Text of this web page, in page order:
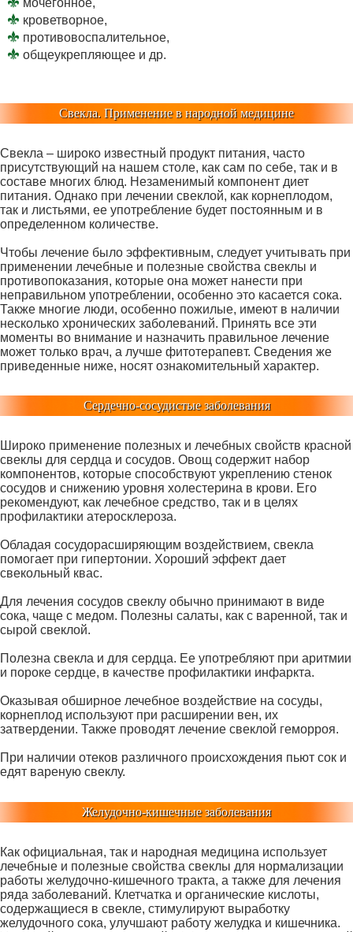
мочегонное,
кроветворное,
противовоспалительное,
общеукрепляющее и др.
Свекла. Применение в народной медицине
Свекла – широко известный продукт питания, часто
присутствующий на нашем столе, как сам по себе, так и в
составе многих блюд. Незаменимый компонент диет
питания. Однако при лечении свеклой, как корнеплодом,
так и листьями, ее употребление будет постоянным и в
определенном количестве.
Чтобы лечение было эффективным, следует учитывать при
применении лечебные и полезные свойства свеклы и
противопоказания, которые она может нанести при
неправильном употреблении, особенно это касается сока.
Также многие люди, особенно пожилые, имеют в наличии
несколько хронических заболеваний. Принять все эти
моменты во внимание и назначить правильное лечение
может только врач, а лучше фитотерапевт. Сведения же
приведенные ниже, носят ознакомительный характер.
Сердечно-сосудистые заболевания
Широко применение полезных и лечебных свойств красной
свеклы для сердца и сосудов. Овощ содержит набор
компонентов, которые способствуют укреплению стенок
сосудов и снижению уровня холестерина в крови. Его
рекомендуют, как лечебное средство, так и в целях
профилактики атеросклероза.
Обладая сосудорасширяющим воздействием, свекла
помогает при гипертонии. Хороший эффект дает
свекольный квас.
Для лечения сосудов свеклу обычно принимают в виде
сока, чаще с медом. Полезны салаты, как с варенной, так и
сырой свеклой.
Полезна свекла и для сердца. Ее употребляют при аритмии
и пороке сердце, в качестве профилактики инфаркта.
Оказывая обширное лечебное воздействие на сосуды,
корнеплод используют при расширении вен, их
затвердении. Также проводят лечение свеклой геморроя.
При наличии отеков различного происхождения пьют сок и
едят вареную свеклу.
Желудочно-кишечные заболевания
Как официальная, так и народная медицина использует
лечебные и полезные свойства свеклы для нормализации
работы желудочно-кишечного тракта, а также для лечения
ряда заболеваний. Клетчатка и органические кислоты,
содержащиеся в свекле, стимулируют выработку
желудочного сока, улучшают работу желудка и кишечника.